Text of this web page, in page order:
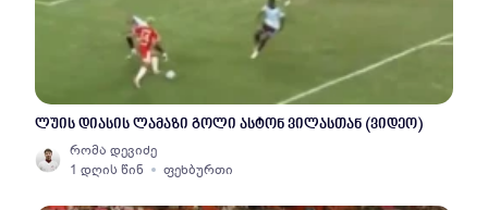
ლუის დიასის ლამაზი გოლი ასტონ ვილასთან (ვიდეო)
რომა დევიძე
1 დღის წინ
ფეხბურთი